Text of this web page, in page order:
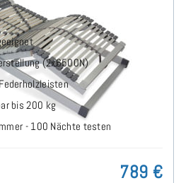
(2x6500N)
bis 200 kg
- 100 Nächte testen
789 €